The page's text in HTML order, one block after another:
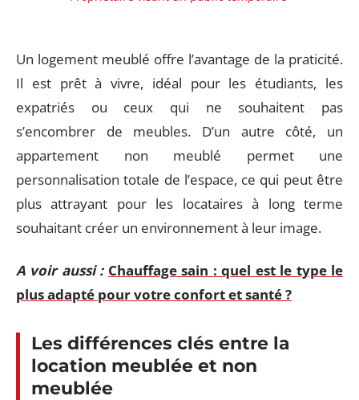
Un logement meublé offre l’avantage de la praticité.
Il est prêt à vivre, idéal pour les étudiants, les
expatriés ou ceux qui ne souhaitent pas
s’encombrer de meubles. D’un autre côté, un
appartement non meublé permet une
personnalisation totale de l’espace, ce qui peut être
plus attrayant pour les locataires à long terme
souhaitant créer un environnement à leur image.
A voir aussi : Chauffage sain : quel est le type le
plus adapté pour votre confort et santé ?
Les différences clés entre la
location meublée et non
meublée